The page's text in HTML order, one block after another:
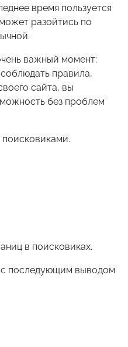
время пользуется
разойтись по
важный момент:
правила,
сайта, вы
без проблем
в поисковиках.
с последующим выводом